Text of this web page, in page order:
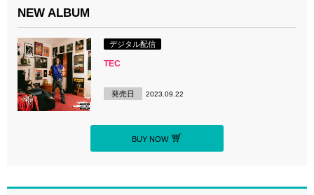
NEW ALBUM
デジタル配信
TEC
発売日 2023.09.22
BUY NOW